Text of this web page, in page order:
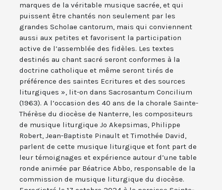
marques de la véritable musique sacrée, et qui
puissent être chantés non seulement par les
grandes Scholae cantorum, mais qui conviennent
aussi aux petites et favorisent la participation
active de l’assemblée des fidèles. Les textes
destinés au chant sacré seront conformes à la
doctrine catholique et même seront tirés de
préférence des saintes Ecritures et des sources
liturgiques », lit-on dans Sacrosantum Concilium
(1963). A l’occasion des 40 ans de la chorale Sainte-
Thérèse du diocèse de Nanterre, les compositeurs
de musique liturgique Jo Akepsimas, Philippe
Robert, Jean-Baptiste Pinault et Timothée David,
parlent de cette musique liturgique et font part de
leur témoignages et expérience autour d’une table
ronde animée par Béatrice Abbo, responsable de la
commission de musique liturgique du diocèse.